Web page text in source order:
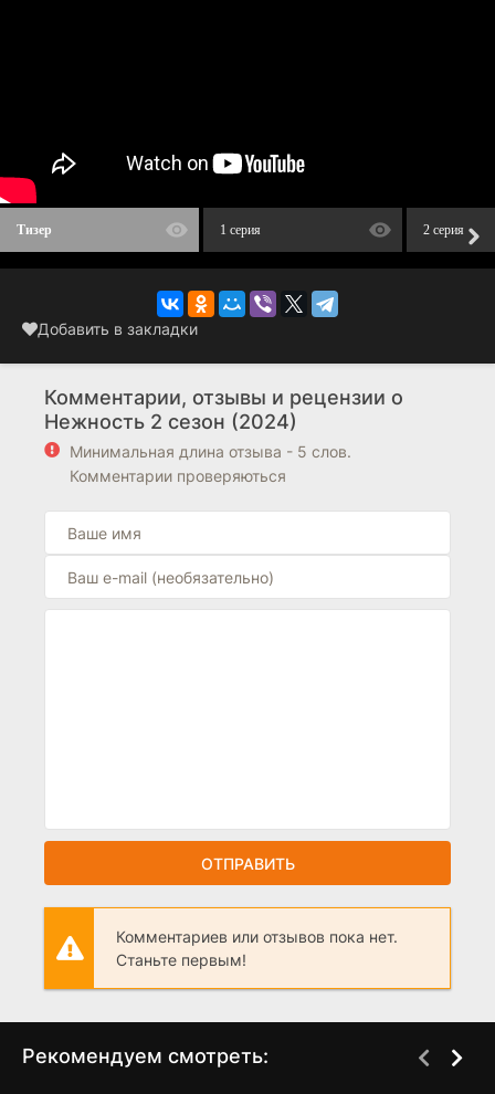
Тизер 1 серия 2 серия
Добавить в закладки
Комментарии, отзывы и рецензии о
Нежность 2 сезон (2024)
Минимальная длина отзыва - 5 слов.
Комментарии проверяються
ОТПРАВИТЬ
Комментариев или отзывов пока нет.
Станьте первым!
Рекомендуем смотреть: